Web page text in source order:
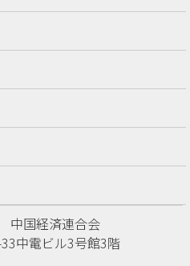
中国経済連合会
中電ビル3号館3階